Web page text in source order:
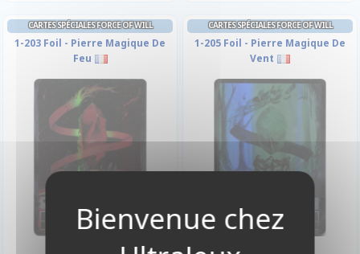
CARTES SPÉCIALES FORCE OF WILL
1-203 Foil - Pierre Magique De
Feu
CARTES SPÉCIALES FORCE OF WILL
1-205 Foil - Pierre Magique De
Vent